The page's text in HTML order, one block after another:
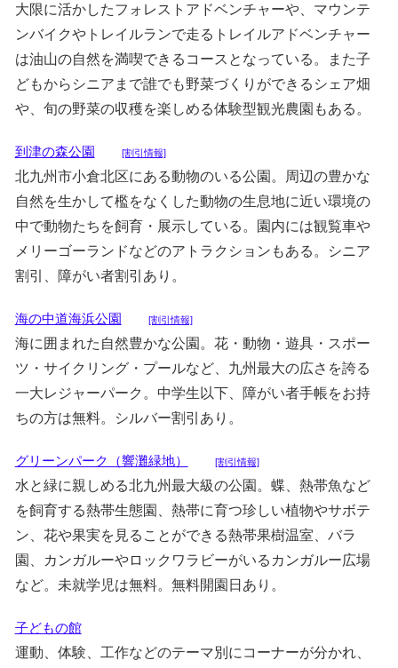
大限に活かしたフォレストアドベンチャーや、マウンテ
ンバイクやトレイルランで走るトレイルアドベンチャー
は油山の自然を満喫できるコースとなっている。また子
どもからシニアまで誰でも野菜づくりができるシェア畑
や、旬の野菜の収穫を楽しめる体験型観光農園もある。
到津の森公園 [割引情報]
北九州市小倉北区にある動物のいる公園。周辺の豊かな
自然を生かして檻をなくした動物の生息地に近い環境の
中で動物たちを飼育・展示している。園内には観覧車や
メリーゴーランドなどのアトラクションもある。シニア
割引、障がい者割引あり。
海の中道海浜公園 [割引情報]
海に囲まれた自然豊かな公園。花・動物・遊具・スポー
ツ・サイクリング・プールなど、九州最大の広さを誇る
一大レジャーパーク。中学生以下、障がい者手帳をお持
ちの方は無料。シルバー割引あり。
グリーンパーク（響灘緑地） [割引情報]
水と緑に親しめる北九州最大級の公園。蝶、熱帯魚など
を飼育する熱帯生態園、熱帯に育つ珍しい植物やサボテ
ン、花や果実を見ることができる熱帯果樹温室、バラ
園、カンガルーやロックワラビーがいるカンガルー広場
など。未就学児は無料。無料開園日あり。
子どもの館
運動、体験、工作などのテーマ別にコーナーが分かれ、